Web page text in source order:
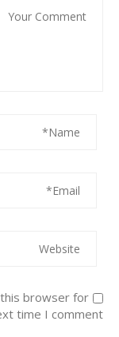
this browser for
time I comment.